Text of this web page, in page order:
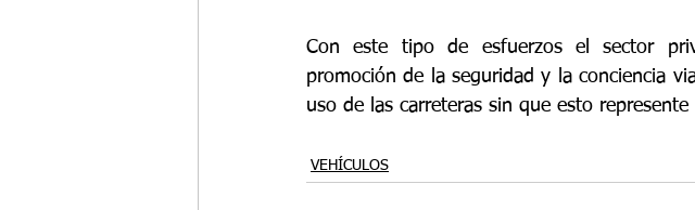
Con este tipo de esfuerzos el sector
promoción de la seguridad y la conciencia
uso de las carreteras sin que esto
VEHÍCULOS